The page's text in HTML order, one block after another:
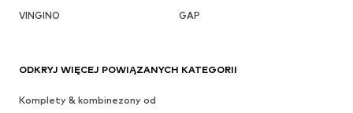
VINGINO
GAP
ODKRYJ WIĘCEJ POWIĄZANYCH KATEGORII
Komplety & kombinezony od